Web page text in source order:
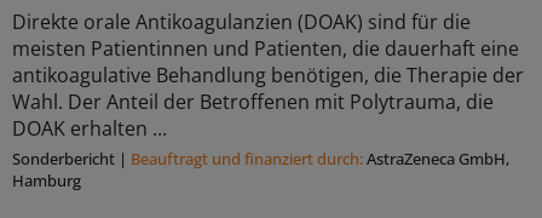
Direkte orale Antikoagulanzien (DOAK) sind für die
meisten Patientinnen und Patienten, die dauerhaft eine
antikoagulative Behandlung benötigen, die Therapie der
Wahl. Der Anteil der Betroffenen mit Polytrauma, die
DOAK erhalten ...
Sonderbericht | Beauftragt und ﬁnanziert durch:AstraZeneca GmbH,
Hamburg